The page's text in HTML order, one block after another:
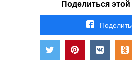
Поделиться этой